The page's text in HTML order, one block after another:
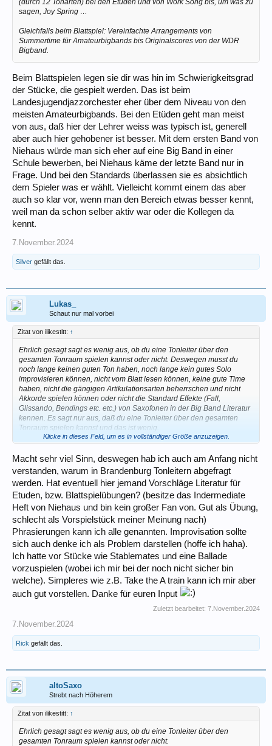
(durch 12 Tonarten) bei den Etüden und von Work Song bis, um was zu
sagen, Joy Spring …
Gleichfalls beim Blattspiel: Vereinfachte Arrangements von
Summertime für Amateurbigbands bis Originalscores von der WDR
Bigband.
Beim Blattspielen legen sie dir was hin im Schwierigkeitsgrad
der Stücke, die gespielt werden. Das ist beim
Landesjugendjazzorchester eher über dem Niveau von den
meisten Amateurbigbands. Bei den Etüden geht man meist
von aus, daß hier der Lehrer weiss was typisch ist, generell
aber auch hier gehobener ist besser. Mit dem ersten Band von
Niehaus würde man sich eher auf eine Big Band in einer
Schule bewerben, bei Niehaus käme der letzte Band nur in
Frage. Und bei den Standards überlassen sie es absichtlich
dem Spieler was er wählt. Vielleicht kommt einem das aber
auch so klar vor, wenn man den Bereich etwas besser kennt,
weil man da schon selber aktiv war oder die Kollegen da
kennt.
7.November.2024
Silver gefällt das.
Lukas_
Schaut nur mal vorbei
Zitat von ilikestitt: ↑
Ehrlich gesagt sagt es wenig aus, ob du eine Tonleiter über den
gesamten Tonraum spielen kannst oder nicht. Deswegen musst du
noch lange keinen guten Ton haben, noch lange kein gutes Solo
improvisieren können, nicht vom Blatt lesen können, keine gute Time
haben, nicht die gängigen Artikulationsarten beherrschen und nicht
Akkorde spielen können oder nicht die Standard Effekte (Fall,
Glissando, Bendings etc. etc.) von Saxofonen in der Big Band Literatur
kennen. Es sagt nur aus, daß du eine Tonleiter über den gesamten
Tonraum spielen kannst und das ist wenig.
Klicke in dieses Feld, um es in vollständiger Größe anzuzeigen.
Macht sehr viel Sinn, deswegen hab ich auch am Anfang nicht
verstanden, warum in Brandenburg Tonleitern abgefragt
werden. Hat eventuell hier jemand Vorschläge Literatur für
Etuden, bzw. Blattspielübungen? (besitze das Indermediate
Heft von Niehaus und bin kein großer Fan von. Gut als Übung,
schlecht als Vorspielstück meiner Meinung nach)
Phrasierungen kann ich alle genannten. Improvisation sollte
sich auch denke ich als Problem darstellen (hoffe ich haha).
Ich hatte vor Stücke wie Stablemates und eine Ballade
vorzuspielen (wobei ich mir bei der noch nicht sicher bin
welche). Simpleres wie z.B. Take the A train kann ich mir aber
auch gut vorstellen. Danke für euren Input
Zuletzt bearbeitet: 7.November.2024
7.November.2024
Rick gefällt das.
altoSaxo
Strebt nach Höherem
Zitat von ilikestitt: ↑
Ehrlich gesagt sagt es wenig aus, ob du eine Tonleiter über den
gesamten Tonraum spielen kannst oder nicht.